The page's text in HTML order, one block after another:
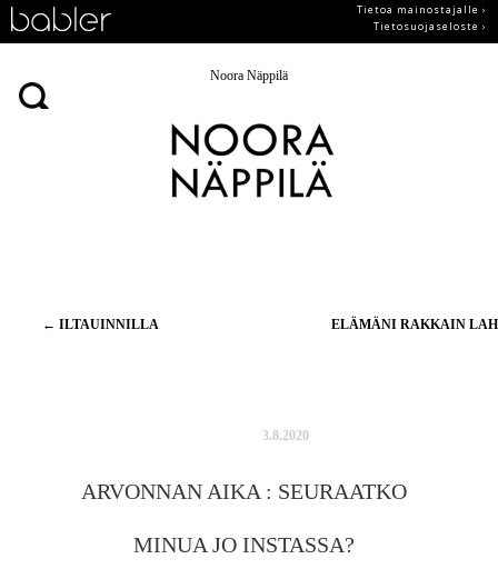
Tietoa mainostajalle ›
Tietosuojaseloste ›
Noora Näppilä
Artikkelien
← ILTAUINNILLA ELÄMÄNI RAKKAIN
3.8.2020
ARVONNAN AIKA : SEURAATKO
MINUA JO INSTASSA?